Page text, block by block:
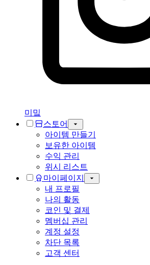
미밐
스토어
아이템 만들기
보유한 아이템
수익 관리
위시 리스트
마이페이지
내 프로필
나의 활동
코인 및 결제
멤버십 관리
계정 설정
차단 목록
고객 센터